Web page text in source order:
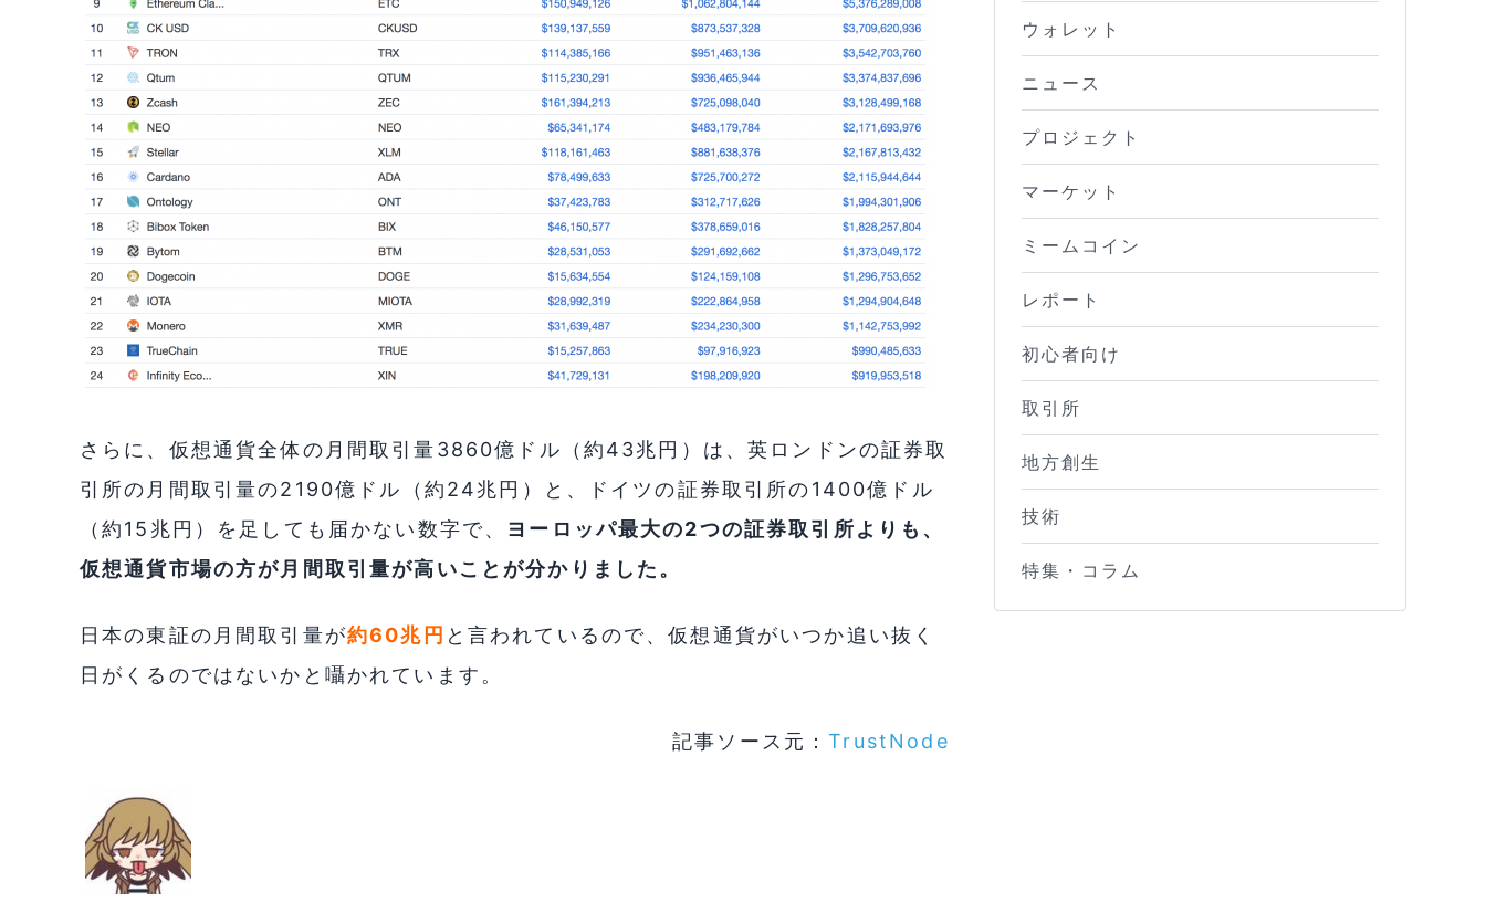
さらに、仮想通貨全体の月間取引量3860億ドル（約43兆円）は、英ロンドンの証券取
引所の月間取引量の2190億ドル（約24兆円）と、ドイツの証券取引所の1400億ドル
（約15兆円）を足しても届かない数字で、 ヨーロッパ最大の2つの証券取引所よりも、
仮想通貨市場の方が月間取引量が高いことが分かりました。
日本の東証の月間取引量が約60兆円 と言われているので、仮想通貨がいつか追い抜く
日がくるのではないかと囁かれています。
記事ソース元：TrustNode
ウォレット
ニュース
プロジェクト
マーケット
ミームコイン
レポート
初心者向け
取引所
地方創生
技術
特集・コラム